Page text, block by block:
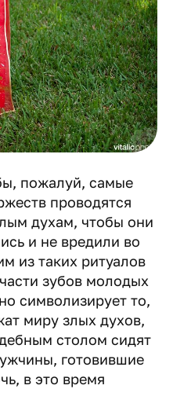
пожалуй, самые
проводятся
духам, чтобы они
и не вредили во
из таких ритуалов
зубов молодых
символизирует то,
миру злых духов,
столом сидят
готовившие
в это время